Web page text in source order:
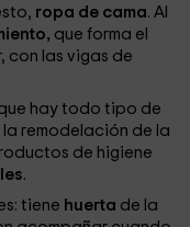
ropa de cama. Al
que forma el
con las vigas de
hay todo tipo de
remodelación de la
de higiene
.
tiene huerta de la